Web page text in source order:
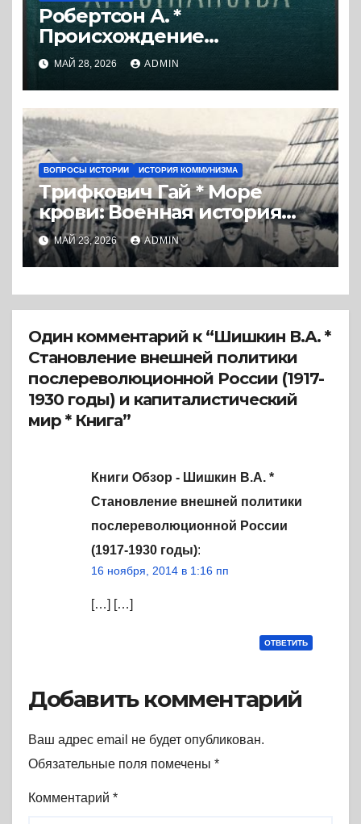
Робертсон А. *
Происхождение
христианства (1959) * Книга
МАЙ 28, 2026 ADMIN
ВОПРОСЫ ИСТОРИИ ИСТОРИЯ КОММУНИЗМА
Трифкович Гай * Море
крови: Военная история
партизанского движения в
Югославии 1941–1945 (2022) *
Реферат книги
МАЙ 23, 2026 ADMIN
Один комментарий к “Шишкин В.А. *
Становление внешней политики
послереволюционной России (1917-
1930 годы) и капиталистический
мир * Книга”
Книги Обзор - Шишкин В.А. *
Становление внешней политики
послереволюционной России
(1917-1930 годы):
16 ноября, 2014 в 1:16 пп
[…] […]
ОТВЕТИТЬ
Добавить комментарий
Ваш адрес email не будет опубликован.
Обязательные поля помечены *
Комментарий *